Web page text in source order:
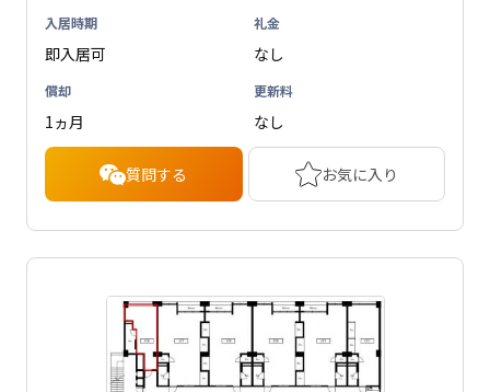
入居時期
即入居可
礼金
なし
償却
1ヵ月
更新料
なし
質問する お気に入り